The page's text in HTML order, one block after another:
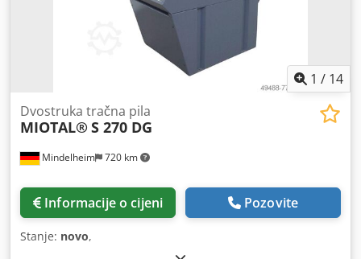
1 / 14
Mindelheim 720 km
Dvostruka tračna pila
MIOTAL® S 270 DG
Informacije o cijeni Pozovite
Stanje: novo,